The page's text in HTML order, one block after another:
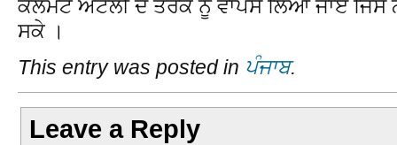
ਕਲੇਮੇਂਟ ਐਟਲੀ ਦੇ ਤਰਕ ਨੂੰ ਵਾਪਸ ਲਿਆ ਜਾਏ ਜਿਸ
ਸਕੇ ।
This entry was posted in ਪੰਜਾਬ.
Leave a Reply